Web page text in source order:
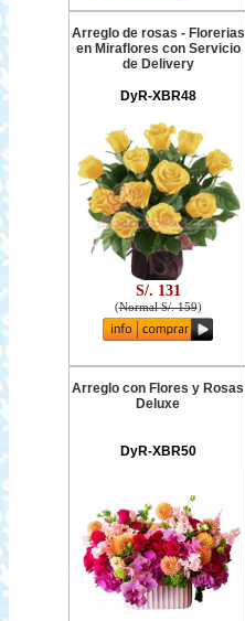
Arreglo de rosas - Florerias
en Miraflores con Servicio
de Delivery
DyR-XBR48
S/. 131
(Normal S/. 159)
Arreglo con Flores y Rosas
Deluxe
DyR-XBR50